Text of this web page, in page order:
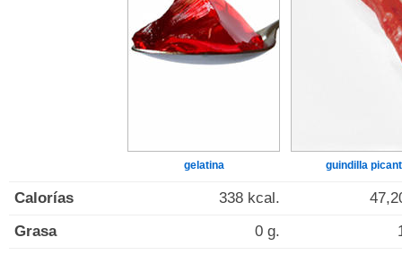
gelatina guindilla
Calorías 338 kcal.
Grasa
0 g.